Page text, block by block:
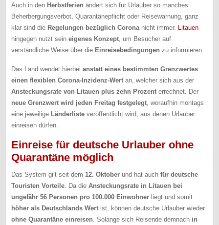
Auch in den Herbstferien ändert sich für Urlauber so manches:
Beherbergungsverbot, Quarantänepflicht oder Reisewarnung, ganz
klar sind die Regelungen bezüglich Corona nicht immer. Litauen
hingegen nutzt seineigenes Konzept , um Besucher auf
verständliche Weise über die Einreisebedingungen zu informieren.
Das Land wendet hierbeianstatt eines bestimmten Grenzwertes
einen flexiblen Corona-Inzidenz-Wert an, welcher sich aus der
Ansteckungsrate von Litauen plus zehn Prozent errechnet. Der
neue Grenzwert wird jeden Freitag festgelegt , woraufhin montags
eine jeweilige Länderliste veröffentlicht wird, aus denen Urlauber
einreisen dürfen.
Einreise für deutsche Urlauber ohne
Quarantäne möglich
Das System gilt seit dem 12. Oktober und hat auchfür deutsche
Touristen Vorteile . Da dieAnsteckungsrate in Litauen bei
ungefähr 56 Personen pro 100.000 Einwohner liegt und somit
höher als Deutschlands Wert ist, können deutsche Urlauber wieder
ohne Quarantäne einreisen . Solange sich Reisende demnach in